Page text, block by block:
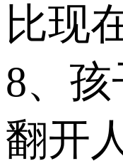
比现
8、
翻开